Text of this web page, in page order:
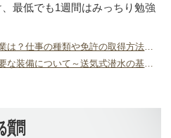
最低でも1週間はみっちり勉強
潜水士免許が必要な職業は？仕事の種類や免許の取得方法について
送気式潜水の特徴や必要な装備について～送気式潜水の基礎知識～
質問